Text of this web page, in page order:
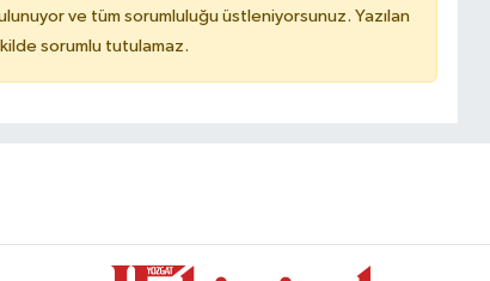
ve tüm sorumluluğu üstleniyorsunuz. Yazılan
sorumlu tutulamaz.